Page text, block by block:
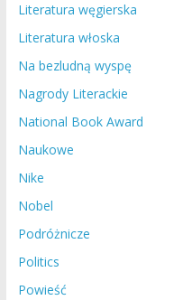
Literatura węgierska
Literatura włoska
Na bezludną wyspę
Nagrody Literackie
National Book Award
Naukowe
Nike
Nobel
Podróżnicze
Politics
Powieść